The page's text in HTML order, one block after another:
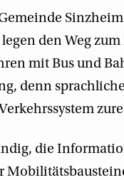
den Weg
mit Bus und
denn
die